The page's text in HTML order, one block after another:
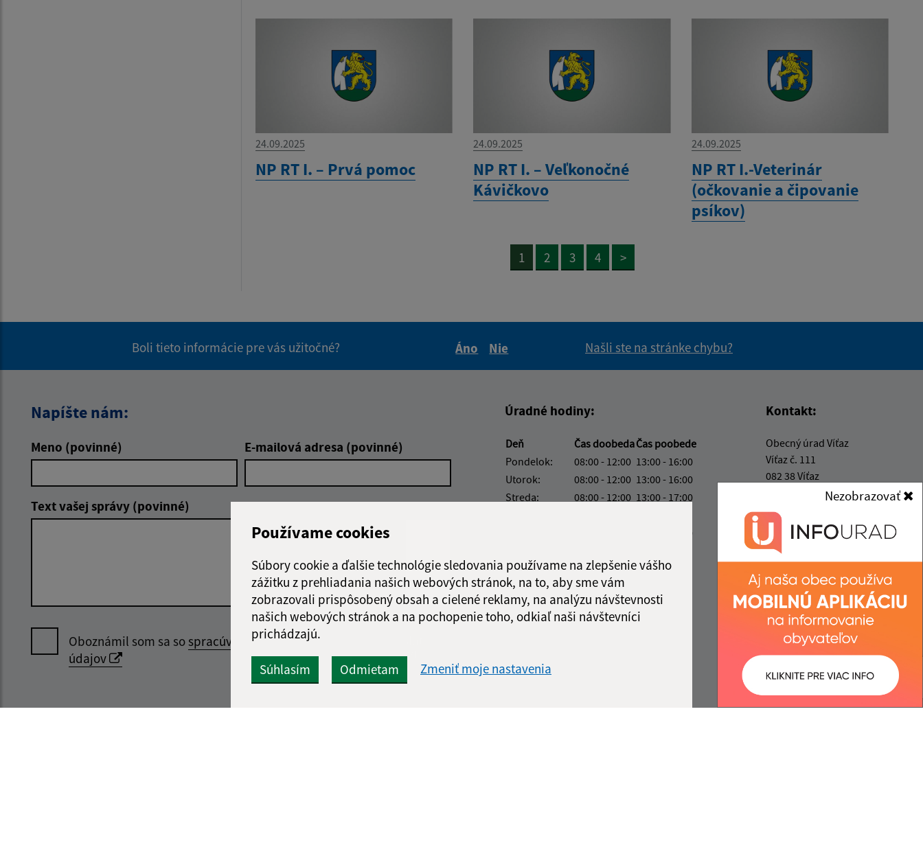
Používame cookies
Súbory cookie a ďalšie technológie sledovania používame na zlepšenie vášho
zážitku z prehliadania našich webových stránok, na to, aby sme vám
zobrazovali prispôsobený obsah a cielené reklamy, na analýzu návštevnosti
našich webových stránok a na pochopenie toho, odkiaľ naši návštevníci
prichádzajú.
Súhlasím Odmietam Zmeniť moje nastavenia
Nezobrazovať
24.09.2025
NP RT I. – Prvá pomoc
24.09.2025
NP RT I. – Veľkonočné
Kávičkovo
24.09.2025
NP RT I.-Veterinár
(očkovanie a čipovanie
psíkov)
1 2 3 4 >
Boli tieto informácie pre vás užitočné?
Áno
Nie
Našli ste na stránke chybu?
Napíšte nám:
Meno (povinné) E-mailová adresa (povinné)
Text vašej správy (povinné)
Oboznámil som sa sospracúvaním osobných
údajov
správu
Úradné hodiny:
Deň Čas doobedaČas poobede
Pondelok:
08:00 - 12:00 13:00 - 16:00
Utorok:
08:00 - 12:00 13:00 - 16:00
Streda:
08:00 - 12:00 13:00 - 17:00
13:00 - 16:00
Obedňajšia prestávka:
12:00 - 13:00
Kontakt:
Obecný úrad Víťaz
Víťaz č. 111
082 38 Víťaz
info@obecvitaz.sk
+421 51 7911 306
IČO: 00327981